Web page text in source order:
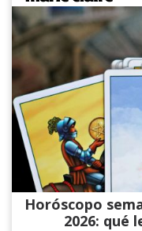
Horóscopo
2026: qué